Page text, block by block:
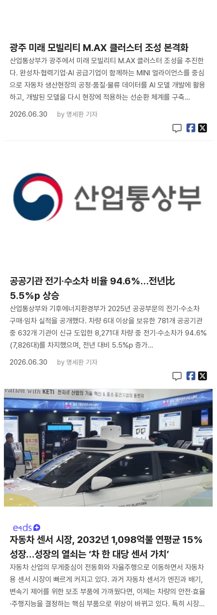
광주 미래 모빌리티 M.AX 클러스터 조성 본격화
산업통상부가 광주에서 미래 모빌리티 M.AX 클러스터 조성을 추진한
다. 완성차·협력기업·AI 공급기업이 함께하는 MINI 얼라이언스를 중심
으로 자동차 생산현장의 공정·품질·물류 데이터를 AI 모델 개발에 활용
하고, 개발된 모델을 다시 현장에 적용하는 선순환 체계를 구축…
2026.06.30
by 명세환 기자
공공기관 전기·수소차 비율 94.6%…전년比
5.5%p 상승
산업통상부와 기후에너지환경부가 2025년 공공부문의 전기·수소차
구매·임차 실적을 공개했다. 차량 6대 이상을 보유한 781개 공공기관
중 632개 기관이 신규 도입한 8,271대 차량 중 전기·수소차가 94.6%
(7,826대)를 차지했으며, 전년 대비 5.5%p 증가…
2026.06.30
by 명세환 기자
자동차 센서 시장, 2032년 1,098억불 연평균 15%
성장…성장의 열쇠는 ‘차 한 대당 센서 가치’
자동차 산업의 무게중심이 전동화와 자율주행으로 이동하면서 자동차
용 센서 시장이 빠르게 커지고 있다. 과거 자동차 센서가 엔진과 배기,
변속기 제어를 위한 보조 부품에 가까웠다면, 이제는 차량의 안전·효율
·주행지능을 결정하는 핵심 부품으로 위상이 바뀌고 있다. 특히 시장…